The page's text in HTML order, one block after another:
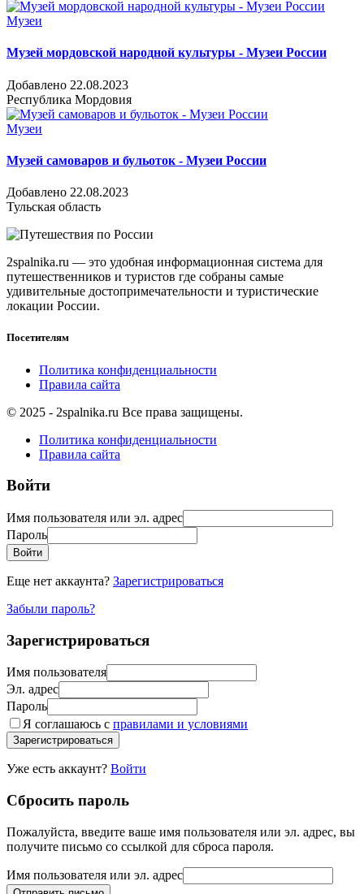
Музеи
Музей мордовской народной культуры - Музеи России
Добавлено 22.08.2023
Республика Мордовия
Музеи
Музей самоваров и бульоток - Музеи России
Добавлено 22.08.2023
Тульская область
2spalnika.ru — это удобная информационная система для
путешественников и туристов где собраны самые
удивительные достопримечательности и туристические
локации России.
Посетителям
Политика конфиденциальности
Правила сайта
© 2025 - 2spalnika.ru Все права защищены.
Политика конфиденциальности
Правила сайта
Войти
Имя пользователя или эл. адрес
Пароль
Войти
Еще нет аккаунта? Зарегистрироваться
Забыли пароль?
Зарегистрироваться
Имя пользователя
Эл. адрес
Пароль
Я соглашаюсь с правилами и условиями
Зарегистрироваться
Уже есть аккаунт? Войти
Сбросить пароль
Пожалуйста, введите ваше имя пользователя или эл. адрес, вы
получите письмо со ссылкой для сброса пароля.
Имя пользователя или эл. адрес